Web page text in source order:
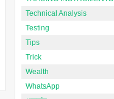
Technical Analysis
Testing
Tips
Trick
Wealth
WhatsApp